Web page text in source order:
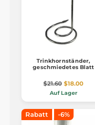
Trinkhornständer,
geschmiedetes Blatt
$21.60 $18.00
Auf Lager
Rabatt -6%